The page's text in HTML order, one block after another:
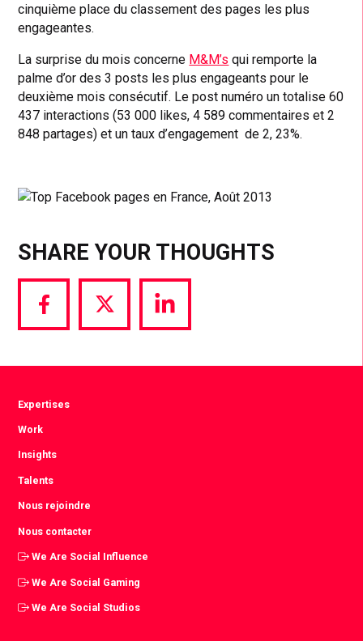
cinquième place du classement des pages les plus
engageantes.
La surprise du mois concerne M&M’s qui remporte la
palme d’or des 3 posts les plus engageants pour le
deuxième mois consécutif. Le post numéro un totalise 60
437 interactions (53 000 likes, 4 589 commentaires et 2
848 partages) et un taux d’engagement de 2, 23%.
SHARE YOUR THOUGHTS
Share
via
Share
via
Share
via
Expertises
Work
Insights
Talents
Nous rejoindre
Nous contacter
We Are Social Influence
We Are Social Gaming
We Are Social Studios